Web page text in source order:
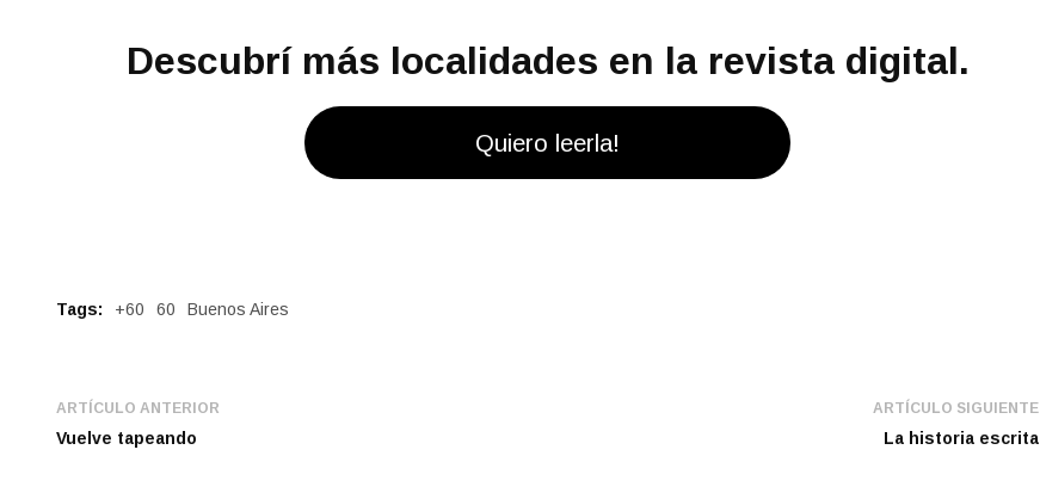
Descubrí más localidades en la revista digital.
Quiero leerla!
Tags: +60 60 Buenos Aires
ARTÍCULO ANTERIOR
Vuelve tapeando
ARTÍCULO SIGUIENTE
La historia escrita